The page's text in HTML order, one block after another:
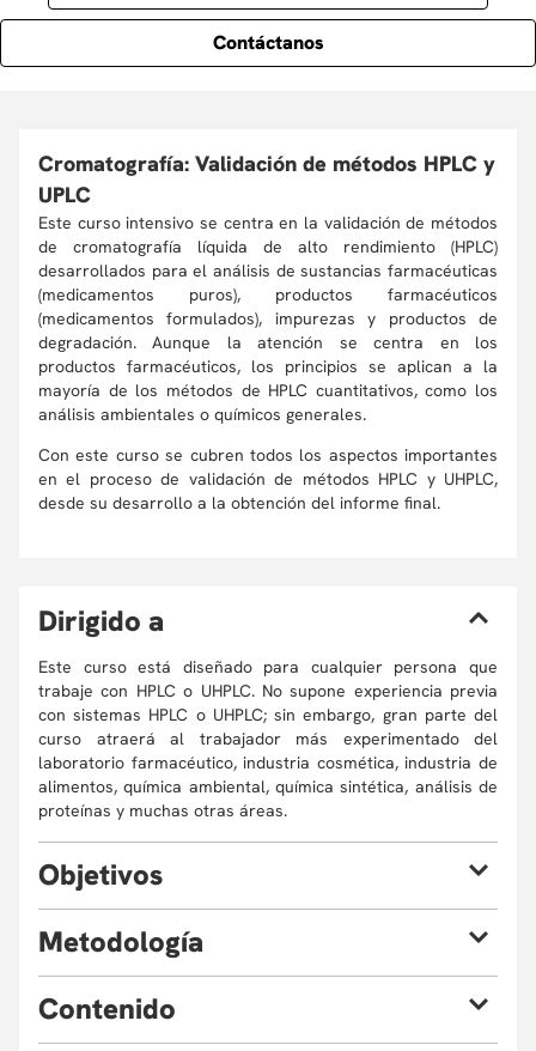
Contáctanos
Cromatografía: Validación de métodos HPLC y
UPLC
Este curso intensivo se centra en la validación de métodos
de cromatografía líquida de alto rendimiento (HPLC)
desarrollados para el análisis de sustancias farmacéuticas
(medicamentos puros), productos farmacéuticos
(medicamentos formulados), impurezas y productos de
degradación. Aunque la atención se centra en los
productos farmacéuticos, los principios se aplican a la
mayoría de los métodos de HPLC cuantitativos, como los
análisis ambientales o químicos generales.
Con este curso se cubren todos los aspectos importantes
en el proceso de validación de métodos HPLC y UHPLC,
desde su desarrollo a la obtención del informe final.
Dirigido a
Este curso está diseñado para cualquier persona que
trabaje con HPLC o UHPLC. No supone experiencia previa
con sistemas HPLC o UHPLC; sin embargo, gran parte del
curso atraerá al trabajador más experimentado del
laboratorio farmacéutico, industria cosmética, industria de
alimentos, química ambiental, química sintética, análisis de
proteínas y muchas otras áreas.
Objetivos
validar según las regulaciones internacionales métodos
para el análisis cualitativo y cuantitativo.
Metodología
magistrales virtuales y sesiones de discusión.
Contenido